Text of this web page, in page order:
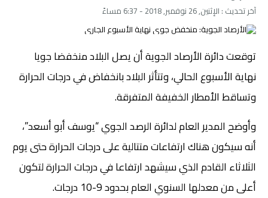
آخر تحديث : الإثنين, 26 نوفمبر, 2018 - 6:37 مساءً
توقعت دائرة الأرصاد الجوية أن يصل البلاد منخفضا جويا
نهاية الأسبوع الحالي، وتتأثر البلاد بانخفاض في درجات الحرارة
وتساقط الأمطار الخفيفة المتفرقة.
وأوضح المدير العام لدائرة الرصد الجوي “يوسف أبو أسعد”،
أنه سيكون هناك ارتفاعات متتالية على درجات الحرارة حتى يوم
الثلاثاء القادم الذي سيشهد ارتفاعا في درجات الحرارة لتكون
أعلى من معدلها السنوي العام بحدود 9-10 درجات.